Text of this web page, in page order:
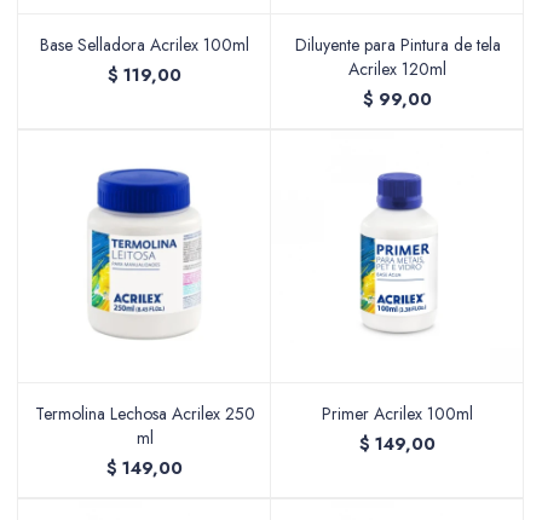
Base Selladora Acrilex 100ml
$ 119,00
Diluyente para Pintura de tela
Acrilex 120ml
$ 99,00
Termolina Lechosa Acrilex 250
ml
$ 149,00
Primer Acrilex 100ml
$ 149,00
Maquillaje
Cotillón y Sorpresitas
Perfumería